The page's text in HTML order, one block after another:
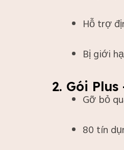
Hỗ trợ
Bị giới
2. Gói
Gỡ bỏ
80 tín